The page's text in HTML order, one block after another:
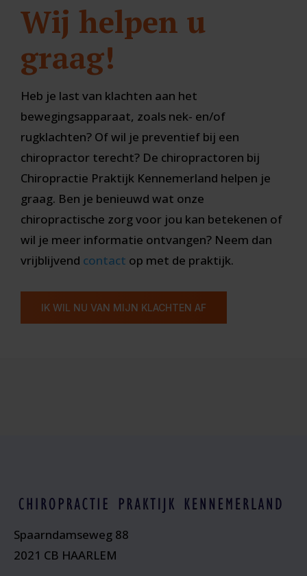
Wij helpen u
graag!
Heb je last van klachten aan het
bewegingsapparaat, zoals nek- en/of
rugklachten? Of wil je preventief bij een
chiropractor terecht? De chiropractoren bij
Chiropractie Praktijk Kennemerland helpen je
graag. Ben je benieuwd wat onze
chiropractische zorg voor jou kan betekenen of
wil je meer informatie ontvangen? Neem dan
vrijblijvend contact op met de praktijk.
IK WIL NU VAN MIJN KLACHTEN AF
Spaarndamseweg 88
2021 CB HAARLEM